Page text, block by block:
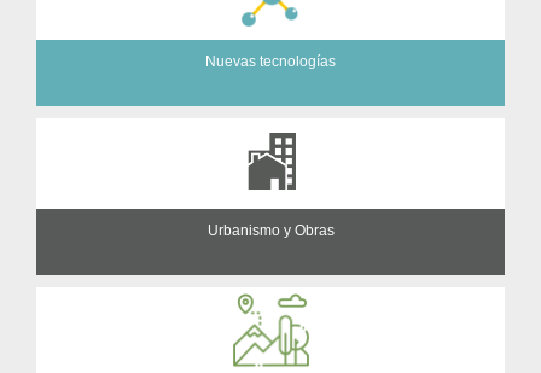
Nuevas tecnologías
Urbanismo y Obras